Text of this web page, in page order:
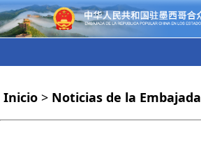
Inicio > Noticias de la Embajada